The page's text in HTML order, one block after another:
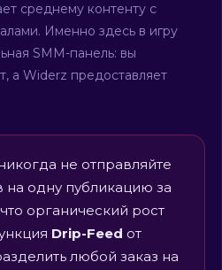
среднему контенту с
Именно здесь в игру
SMM-панель: вы
а Widerz предоставляет
не отправляйте
одну публикацию за
органический рост
Drip-Feed от
любой заказ на